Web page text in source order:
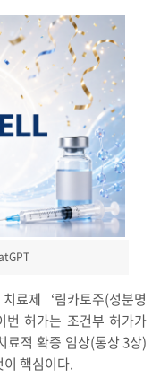
료제 ‘림카토주(성분명
번 허가는 조건부 허가가
료적 확증 임상(통상 3상)
핵심이다.